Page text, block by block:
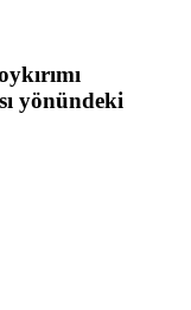
yönündeki